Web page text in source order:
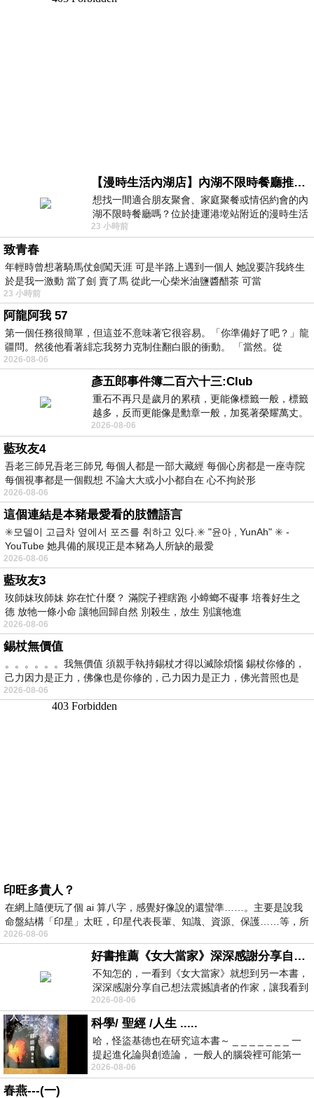
【漫時生活內湖店】內湖不限時餐廳推薦｜捷運港墘站美食，聚餐、約會、家庭聚會首選，正餐甜點一次滿足
想找一間適合朋友聚會、家庭聚餐或情侶約會的內
湖不限時餐廳嗎？位於捷運港墘站附近的漫時生活
內湖店，從捷運站步行約4分鐘即可抵
23 小時前
致青春
年輕時曾想著騎馬仗劍闖天涯 可是半路上遇到一個人 她說要許我終生
於是我一激動 當了劍 賣了馬 從此一心柴米油鹽醬醋茶 可當
23 小時前
阿龍阿我 57
第一個任務很簡單，但這並不意味著它很容易。「你準備好了吧？」龍
疆問。然後他看著緋忘我努力克制住翻白眼的衝動。 「當然。從
2026-08-06
彥五郎事件簿二百六十三:Club
重石不再只是歲月的累積，更能像標籤一般，標籤
越多，反而更能像是勳章一般，加冕著榮耀萬丈。
習慣一如縱容，成了再難輕輕放下的罪證
2026-08-06
藍玫友4
吾老三師兄吾老三師兄 每個人都是一部大藏經 每個心房都是一座寺院
每個視事都是一個觀想 不論大大或小小都自在 心不拘於形
2026-08-06
這個連結是本豬最愛看的肢體語言
✳️모델이 고급차 옆에서 포즈를 취하고 있다.✳️ "윤아 , YunAh" ✳️ -
YouTube 她具備的展現正是本豬為人所缺的最愛
2026-08-06
藍玫友3
玫師妹玫師妹 妳在忙什麼？ 滿院子裡瞎跑 小蟑螂不礙事 培養好生之
德 放牠一條小命 讓牠回歸自然 別殺生，放生 別讓牠進
2026-08-06
錫杖無價值
。。。。。。我無價值 須親手執持錫杖才得以滅除煩惱 錫杖你修的，
己力因力是正力，佛像也是你修的，己力因力是正力，佛光普照也是
2026-08-06
印旺多貴人？
在網上隨便玩了個 ai 算八字，感覺好像說的還蠻準……。主要是說我
命盤結構「印星」太旺，印星代表長輩、知識、資源、保護……等，所
2026-08-06
好書推薦《女大當家》深深感謝分享自己想法震撼讀者的作家，讓我看到不同樣貌的家庭！
不知怎的，一看到《女大當家》就想到另一本書，
深深感謝分享自己想法震撼讀者的作家，讓我看到
不同樣貌的家庭！ 《女大
2026-08-06
科學/ 聖經 /人生 .....
哈，怪盜基德也在研究這本書～ _ _ _ _ _ _ _ 一
提起進化論與創造論， 一般人的腦袋裡可能第一
時間就有「 進化論很科
2026-08-06
春燕---(一)